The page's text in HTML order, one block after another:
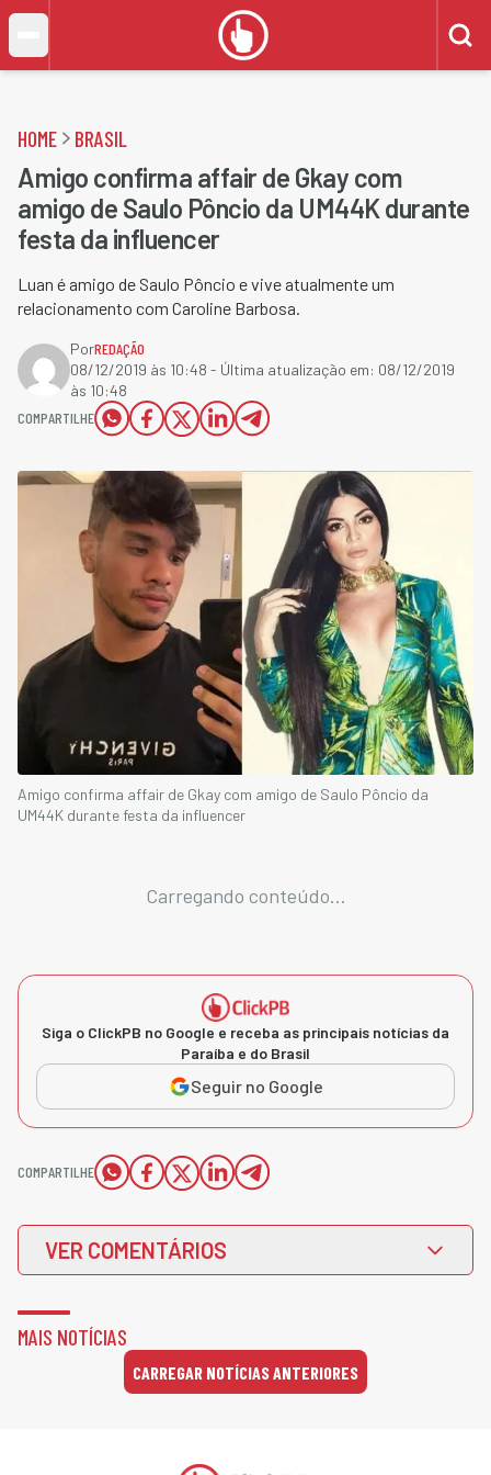
HOME BRASIL
Amigo confirma affair de Gkay com
amigo de Saulo Pôncio da UM44K durante
festa da influencer
Luan é amigo de Saulo Pôncio e vive atualmente um
relacionamento com Caroline Barbosa​.
PorREDAÇÃO
08/12/2019 às 10:48 - Última atualização em: 08/12/2019
às 10:48
COMPARTILHE
Amigo confirma affair de Gkay com amigo de Saulo Pôncio da
UM44K durante festa da influencer
Carregando conteúdo...
Siga o ClickPB no Google e receba as principais notícias da
Paraíba e do Brasil
Seguir no Google
COMPARTILHE
VER COMENTÁRIOS
MAIS NOTÍCIAS
CARREGAR NOTÍCIAS ANTERIORES